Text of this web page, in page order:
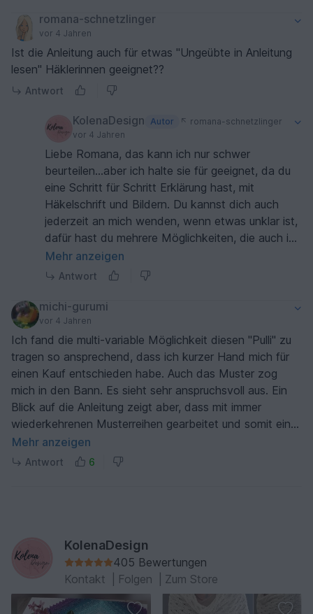
romana-schnetzlinger
vor 4 Jahren
Ist die Anleitung auch für etwas "Ungeübte in Anleitung
lesen" Häklerinnen geeignet??
Antwort
KolenaDesign Autor
romana-schnetzlinger
vor 4 Jahren
Liebe Romana, das kann ich nur schwer
beurteilen...aber ich halte sie für geeignet, da du
eine Schritt für Schritt Erklärung hast, mit
Häkelschrift und Bildern. Du kannst dich auch
jederzeit an mich wenden, wenn etwas unklar ist,
dafür hast du mehrere Möglichkeiten, die auch in
der Anleitung stehen. Liebe Grüße Sabine
Mehr anzeigen
Antwort
michi-gurumi
vor 4 Jahren
Ich fand die multi-variable Möglichkeit diesen "Pulli" zu
tragen so ansprechend, dass ich kurzer Hand mich für
einen Kauf entschieden habe. Auch das Muster zog
mich in den Bann. Es sieht sehr anspruchsvoll aus. Ein
Blick auf die Anleitung zeigt aber, dass mit immer
wiederkehrenen Musterreihen gearbeitet und somit ein
wunderbarer Effekt erzieht wird. Jetzt muss ich mir nur
noch das passende Garn besorgen und dann werde ich
Mehr anzeigen
Antwort 6
KolenaDesign
405 Bewertungen
Kontakt
Folgen Zum Store